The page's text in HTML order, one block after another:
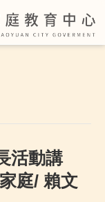
活動講
庭/ 賴文